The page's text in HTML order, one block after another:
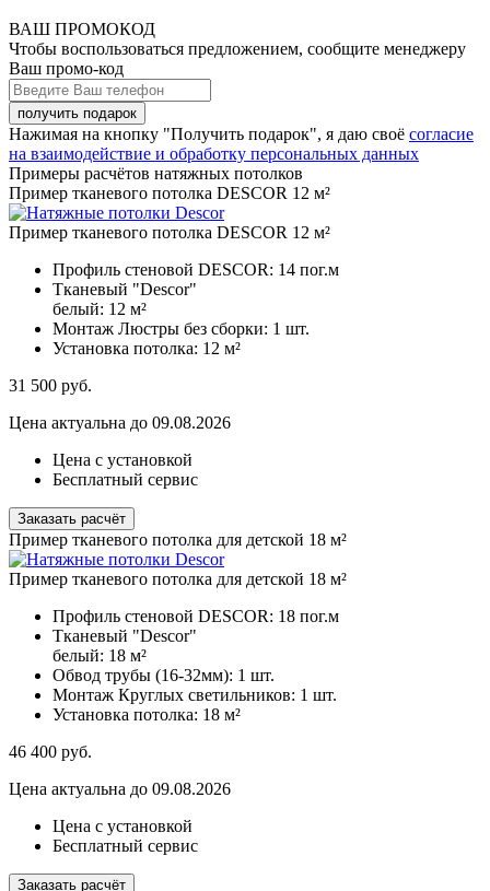
ВАШ ПРОМОКОД
Чтобы воспользоваться предложением, сообщите менеджеру
Ваш промо-код
Нажимая на кнопку "Получить подарок", я даю своё согласие
на взаимодействие и обработку персональных данных
Примеры расчётов натяжных потолков
Пример тканевого потолка DESCOR 12 м²
Пример тканевого потолка DESCOR 12 м²
Профиль стеновой DESCOR: 14 пог.м
Тканевый "Descor"
белый: 12 м²
Монтаж Люстры без сборки: 1 шт.
Установка потолка: 12 м²
31 500 руб.
Цена актуальна до 09.08.2026
Цена с установкой
Бесплатный сервис
Заказать расчёт
Пример тканевого потолка для детской 18 м²
Пример тканевого потолка для детской 18 м²
Профиль стеновой DESCOR: 18 пог.м
Тканевый "Descor"
белый: 18 м²
Обвод трубы (16-32мм): 1 шт.
Монтаж Круглых светильников: 1 шт.
Установка потолка: 18 м²
46 400 руб.
Цена актуальна до 09.08.2026
Цена с установкой
Бесплатный сервис
Заказать расчёт